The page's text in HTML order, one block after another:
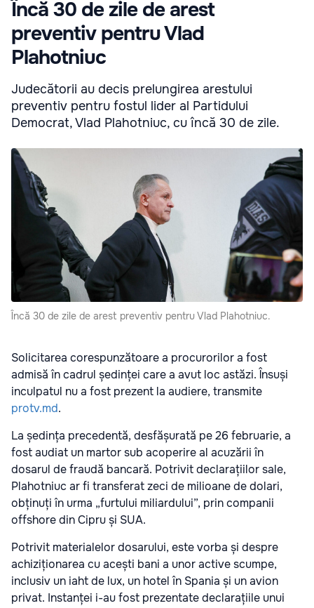
Încă 30 de zile de arest
preventiv pentru Vlad
Plahotniuc
Judecătorii au decis prelungirea arestului
preventiv pentru fostul lider al Partidului
Democrat, Vlad Plahotniuc, cu încă 30 de zile.
Încă 30 de zile de arest preventiv pentru Vlad Plahotniuc.
Solicitarea corespunzătoare a procurorilor a fost
admisă în cadrul ședinței care a avut loc astăzi. Însuși
inculpatul nu a fost prezent la audiere, transmite
protv.md.
La ședința precedentă, desfășurată pe 26 februarie, a
fost audiat un martor sub acoperire al acuzării în
dosarul de fraudă bancară. Potrivit declarațiilor sale,
Plahotniuc ar fi transferat zeci de milioane de dolari,
obținuți în urma „furtului miliardului”, prin companii
offshore din Cipru și SUA.
Potrivit materialelor dosarului, este vorba și despre
achiziționarea cu acești bani a unor active scumpe,
inclusiv un iaht de lux, un hotel în Spania și un avion
privat. Instanței i-au fost prezentate declarațiile unui